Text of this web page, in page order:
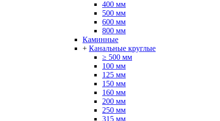
400 мм
500 мм
600 мм
800 мм
Каминные
+ Канальные круглые
≥ 500 мм
100 мм
125 мм
150 мм
160 мм
200 мм
250 мм
315 мм